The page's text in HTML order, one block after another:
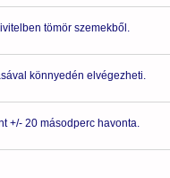
tömör szemekből.
könnyedén elvégezheti.
+/- 20 másodperc havonta.